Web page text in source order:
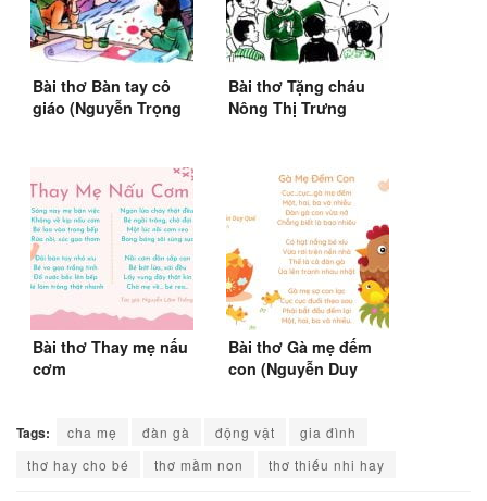
Bài thơ Bàn tay cô
giáo (Nguyễn Trọng
Bài thơ Tặng cháu
Nông Thị Trưng
Bài thơ Thay mẹ nấu
cơm
Bài thơ Gà mẹ đếm
con (Nguyễn Duy
Tags: cha mẹ đàn gà động vật
gia đình
thơ hay cho bé
thơ mầm non thơ thiếu nhi hay